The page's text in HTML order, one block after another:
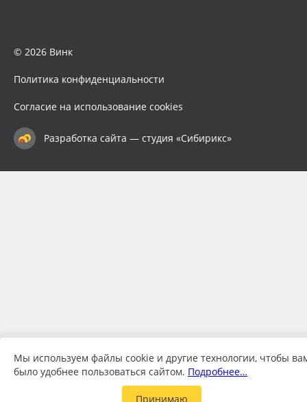
© 2026 Винк
Политика конфиденциальности
Согласие на использование cookies
Разработка сайта — студия «Сибирикс»
Мы используем файлы cookie и другие технологии, чтобы
было удобнее пользоваться сайтом. Подробнее…
Принимаю